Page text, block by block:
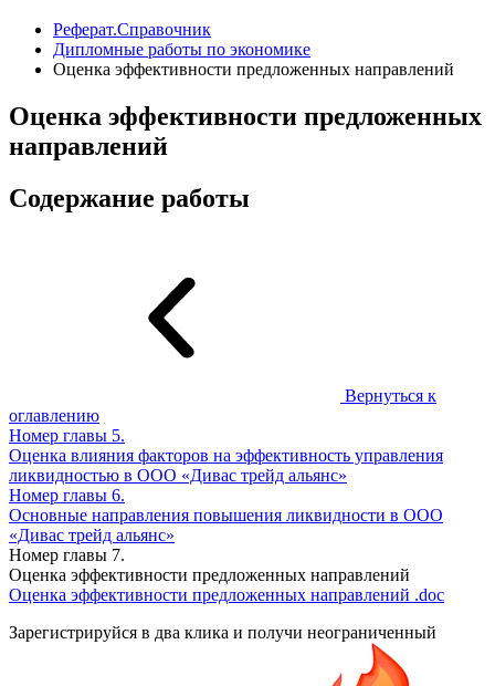
Реферат.Справочник
Дипломные работы по экономике
Оценка эффективности предложенных направлений
Оценка эффективности предложенных
направлений
Содержание работы
Вернуться к
оглавлению
Номер главы 5.
Оценка влияния факторов на эффективность управления
ликвидностью в ООО «Дивас трейд альянс»
Номер главы 6.
Основные направления повышения ликвидности в ООО
«Дивас трейд альянс»
Номер главы 7.
Оценка эффективности предложенных направлений
Оценка эффективности предложенных направлений .doc
Зарегистрируйся в два клика и получи неограниченный